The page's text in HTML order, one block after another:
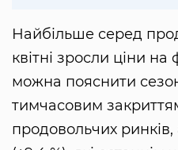
Найбільше серед
квітні зросли ціни на
можна пояснити
тимчасовим
продовольчих